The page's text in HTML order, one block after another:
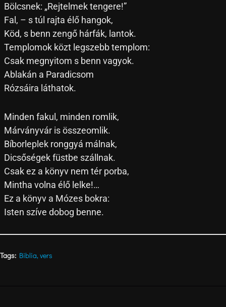
Bölcsnek: „Rejtelmek tengere!”
Fal, – s túl rajta élő hangok,
Köd, s benn zengő hárfák, lantok.
Templomok közt legszebb templom:
Csak megnyitom s benn vagyok.
Ablakán a Paradicsom
Rózsáira láthatok.
Minden fakul, minden romlik,
Márványvár is összeomlik.
Bíborleplek ronggyá málnak,
Dicsőségek füstbe szállnak.
Csak ez a könyv nem tér porba,
Mintha volna élő lelke!…
Ez a könyv a Mózes bokra:
Isten szíve dobog benne.
Tags: Biblia,vers